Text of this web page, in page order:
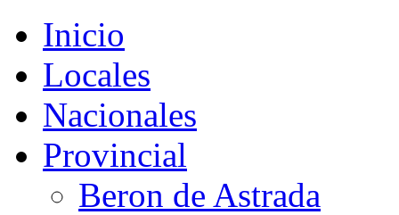
Inicio
Locales
Nacionales
Provincial
Beron de Astrada